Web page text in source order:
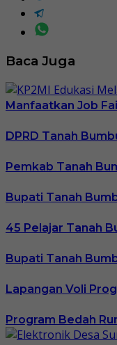
Baca Juga
Manfaatkan Job
DPRD Tanah
Pemkab Tanah
Bupati Tanah
45 Pelajar Tanah
Bupati Tanah
Lapangan Voli
Program Bedah